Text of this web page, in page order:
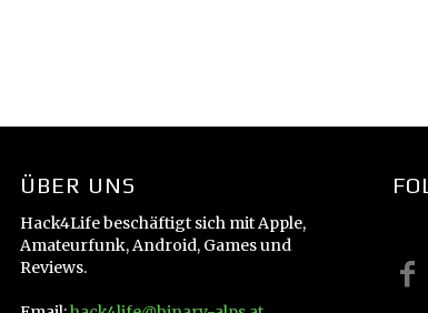
ÜBER UNS
Hack4Life beschäftigt sich mit Apple,
Amateurfunk, Android, Games und
Reviews.